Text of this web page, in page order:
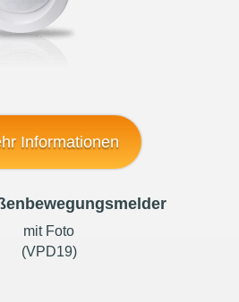
Informationen
mit Foto
(VPD19)